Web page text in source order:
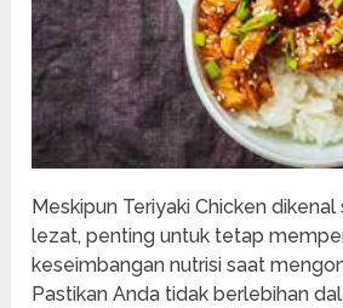
Meskipun Teriyaki Chicken
lezat, penting untuk tetap
keseimbangan nutrisi saat
Pastikan Anda tidak berlebihan